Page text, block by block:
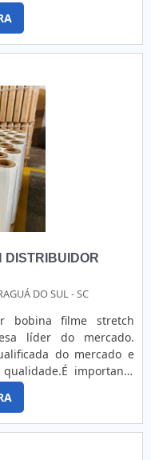
inicial ao pós-
adesiva dupla face
Adesivos o cliente
e comprometimento
foca seus esforços
com escritório
as atividades e
as demandas, tudo
face picotada com
de uma companhia
e destaque em sua
mostra referência por
Atendimento
dupla face picotada,
custo-benefício,
do cliente.Esses e
a MVA Adesivos é uma
o segmento de
a satisfação da
foco total na
COMPROVADANa MVA
estão à disposição
DISTRIBUIDOR
DO SUL - SC
bobina filme stretch
líder do mercado.
do mercado e
importante
ser adquirido com
Esse tipo de
e durabilidade dos
com substituições